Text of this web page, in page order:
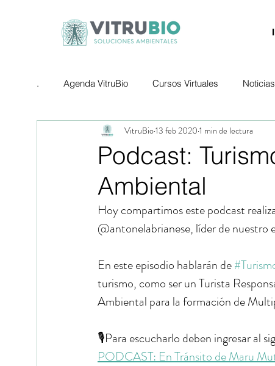
. Agenda VitruBio Cursos Virtuales
Podcast:
Ambiental
VitruBio13 feb 2020 1 min de lectura
Hoy compartimos este podcast
@antonelabrianese, líder de nuestro
En este episodio hablarán de
turismo, como ser un Turista
Ambiental para la formación de
🎙️Para escucharlo deben ingresar al
PODCAST: En Tránsito de Maru